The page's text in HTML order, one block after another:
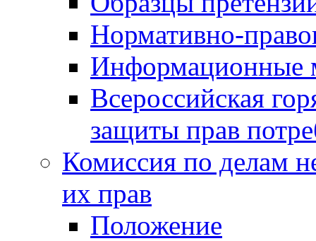
Нормативно-
Информационные
Всероссийская
защиты прав
Комиссия по делам
их прав
Положение